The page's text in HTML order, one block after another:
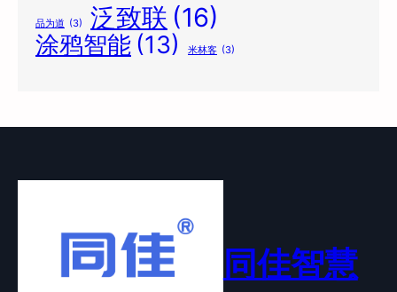
品为道 (3) 泛致联 (16)
涂鸦智能 (13) 米林客 (3)
同佳智慧